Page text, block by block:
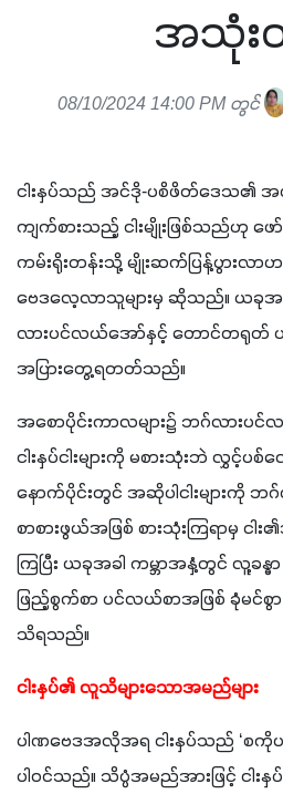
အသုံး
08/10/2024 14:00 PM တွင်
ငါးနှပ်သည် အင်ဒို-ပစိဖိတ်ဒေသ၏ အ
ကျက်စားသည့် ငါးမျိုးဖြစ်သည်ဟု ဖေ
ကမ်းရိုးတန်းသို့ မျိုးဆက်ပြန့်ပွားလ
ဗေဒလေ့လာသူများမှ ဆိုသည်။ ယခုအခါ
လားပင်လယ်အော်နှင့် တောင်တရုတ်
အပြားတွေ့ရတတ်သည်။
အစောပိုင်းကာလများ၌ ဘဂ်လားပ
ငါးနှပ်ငါးများကို မစားသုံးဘဲ လွှင့်
နောက်ပိုင်းတွင် အဆိုပါငါးများကို
စာစားဖွယ်အဖြစ် စားသုံးကြရာမှ င
ကြပြီး ယခုအခါ ကမ္ဘာအနှံ့တွင်
ဖြည့်စွက်စာ ပင်လယ်စာအဖြစ် ခုံမင်စွာ
သိရသည်။
ငါးနှပ်၏ လူသိများသောအမည်များ
ပါဏဗေဒအလိုအရ ငါးနှပ်သည် ‘စကိုပ
ပါဝင်သည်။ သိပ္ပံအမည်အားဖြင့် ငါးနှ